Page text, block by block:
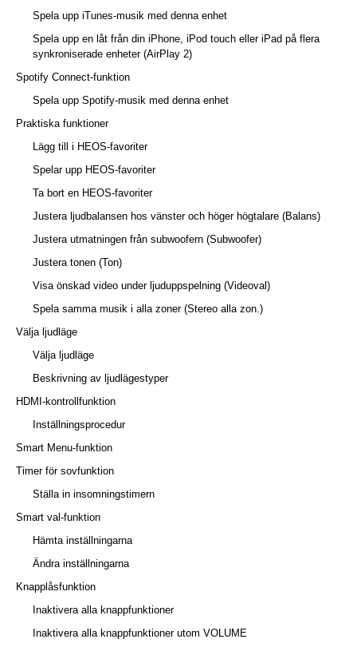
Spela upp iTunes-musik med denna enhet
Spela upp en låt från din iPhone, iPod touch eller iPad på flera
synkroniserade enheter (AirPlay 2)
Spotify Connect-funktion
Spela upp Spotify-musik med denna enhet
Praktiska funktioner
Lägg till i HEOS-favoriter
Spelar upp HEOS-favoriter
Ta bort en HEOS-favoriter
Justera ljudbalansen hos vänster och höger högtalare (Balans)
Justera utmatningen från subwoofern (Subwoofer)
Justera tonen (Ton)
Visa önskad video under ljuduppspelning (Videoval)
Spela samma musik i alla zoner (Stereo alla zon.)
Välja ljudläge
Välja ljudläge
Beskrivning av ljudlägestyper
HDMI-kontrollfunktion
Inställningsprocedur
Smart Menu-funktion
Timer för sovfunktion
Ställa in insomningstimern
Smart val-funktion
Hämta inställningarna
Ändra inställningarna
Knapplåsfunktion
Inaktivera alla knappfunktioner
Inaktivera alla knappfunktioner utom VOLUME